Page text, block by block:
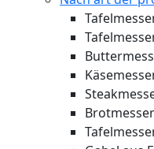
Brotmesser